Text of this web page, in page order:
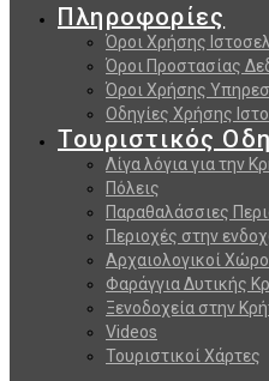
Πληροφορίες
Όροι Χρήσης
Όροι Προστασίας
Όροι Χρήσης
Οδηγίες Χρήσης
Τουριστικός
Λίγα λόγια για την
Πόλεις
Παραθαλάσσιες
Περιοχές στην
Αρχαιολογικοί
Φαράγγια Δυτικής
Ξενοδοχεία στην
Videos
Τουριστικοί Χάρτες